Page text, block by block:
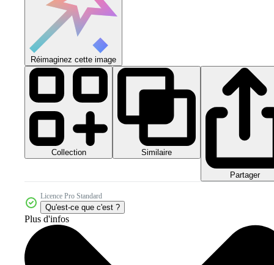
Réimaginez cette image
Collection Similaire
Partager
Licence Pro Standard
Qu'est-ce que c'est ?
Plus d'infos